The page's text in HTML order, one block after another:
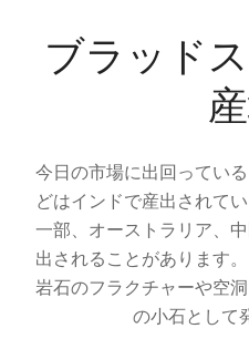
ブラッド
今日の市場に出回ってい
どはインドで産出されて
一部、オーストラリア、
出されることがあります
岩石のフラクチャーや空
の小石として